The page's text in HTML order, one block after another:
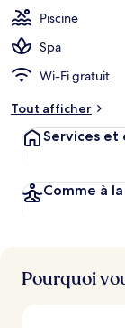
Piscine
Spa
Wi-Fi gratuit
Tout afficher
Services et
Comme à
Pourquoi